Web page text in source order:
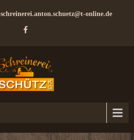
schreinerei.anton.schuetz@t-online.de